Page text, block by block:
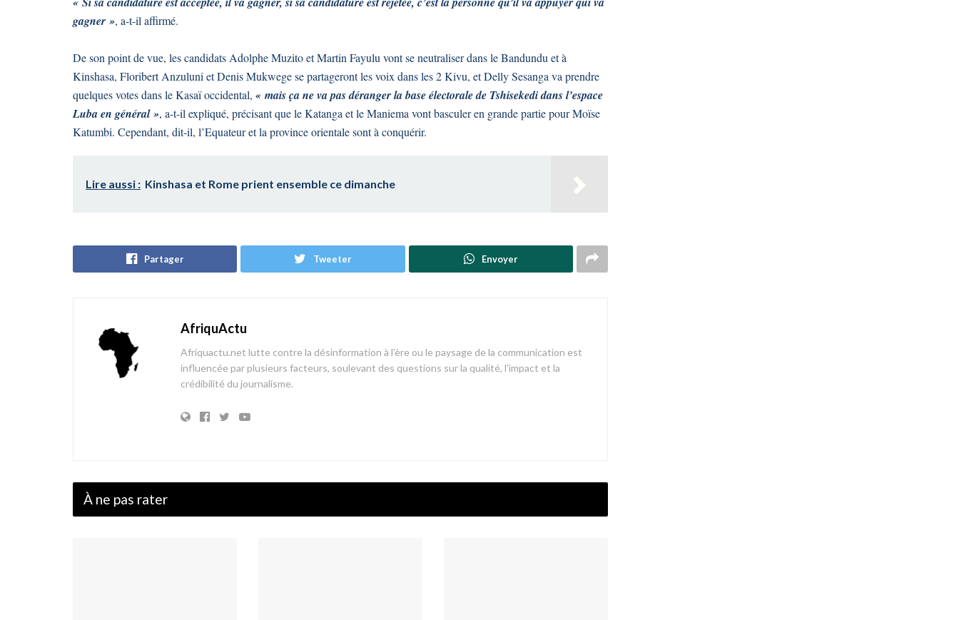
gagner », a-t-il affirmé.
De son point de vue, les candidats Adolphe Muzito et Martin Fayulu vont se neutraliser dans le Bandundu et à
Kinshasa, Floribert Anzuluni et Denis Mukwege se partageront les voix dans les 2 Kivu, et Delly Sesanga va prendre
quelques votes dans le Kasaï occidental, « mais ça ne va pas déranger la base électorale de Tshisekedi dans l’espace
Luba en général », a-t-il expliqué, précisant que le Katanga et le Maniema vont basculer en grande partie pour Moïse
Katumbi. Cependant, dit-il, l’Equateur et la province orientale sont à conquérir.
Lire aussi : Kinshasa et Rome prient ensemble ce dimanche
Partager Tweeter Envoyer
AfriquActu
Afriquactu.net lutte contre la désinformation à l'ère ou le paysage de la communication est
influencée par plusieurs facteurs, soulevant des questions sur la qualité, l'impact et la
crédibilité du journalisme.
À ne pas rater